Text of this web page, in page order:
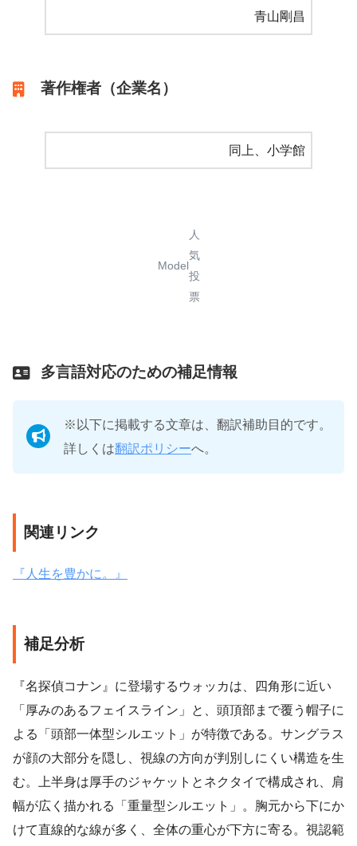
青山剛昌
著作権者（企業名）
同上、小学館
Model
人
気
投
票
多言語対応のための補足情報
※以下に掲載する文章は、翻訳補助目的です。
詳しくは翻訳ポリシーへ。
関連リンク
『人生を豊かに。』
補足分析
『名探偵コナン』に登場するウォッカは、四角形に近い
「厚みのあるフェイスライン」と、頭頂部まで覆う帽子に
よる「頭部一体型シルエット」が特徴である。サングラス
が顔の大部分を隠し、視線の方向が判別しにくい構造を生
む。上半身は厚手のジャケットとネクタイで構成され、肩
幅が広く描かれる「重量型シルエット」。胸元から下にか
けて直線的な線が多く、全体の重心が下方に寄る。視認範